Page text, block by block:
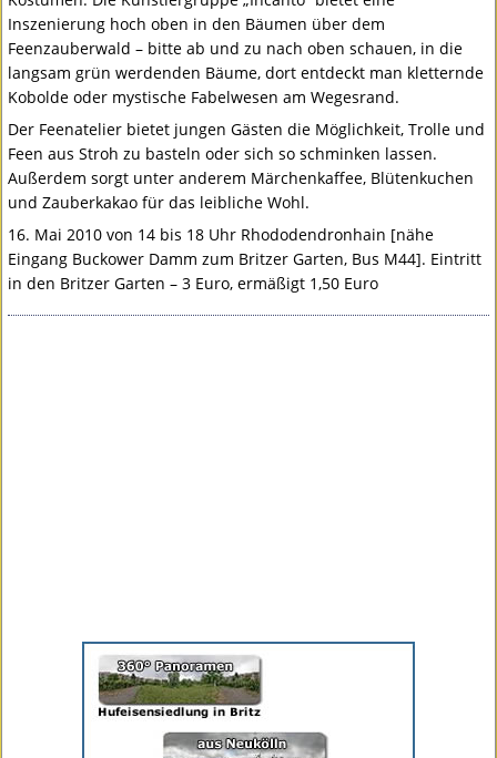
Inszenierung hoch oben in den Bäumen über dem
Feenzauberwald – bitte ab und zu nach oben schauen, in die
langsam grün werdenden Bäume, dort entdeckt man kletternde
Kobolde oder mystische Fabelwesen am Wegesrand.
Der Feenatelier bietet jungen Gästen die Möglichkeit, Trolle und
Feen aus Stroh zu basteln oder sich so schminken lassen.
Außerdem sorgt unter anderem Märchenkaffee, Blütenkuchen
und Zauberkakao für das leibliche Wohl.
16. Mai 2010 von 14 bis 18 Uhr Rhododendronhain [nähe
Eingang Buckower Damm zum Britzer Garten, Bus M44]. Eintritt
in den Britzer Garten – 3 Euro, ermäßigt 1,50 Euro